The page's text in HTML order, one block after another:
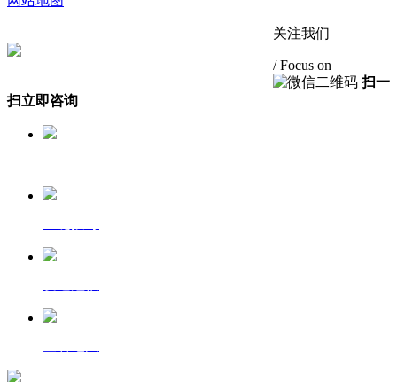
关注我们
/ Focus on
扫一
扫立即咨询